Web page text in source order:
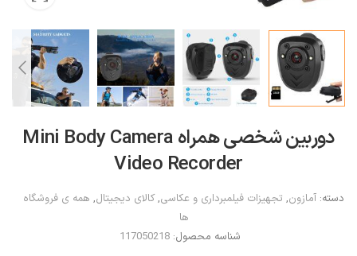
دوربین شخصی همراه Mini Body Camera
Video Recorder
دسته: آمازون, تجهیزات فیلمبرداری و عکاسی,کالای دیجیتال, همه ی فروشگاه
ها
شناسه محصول:117050218